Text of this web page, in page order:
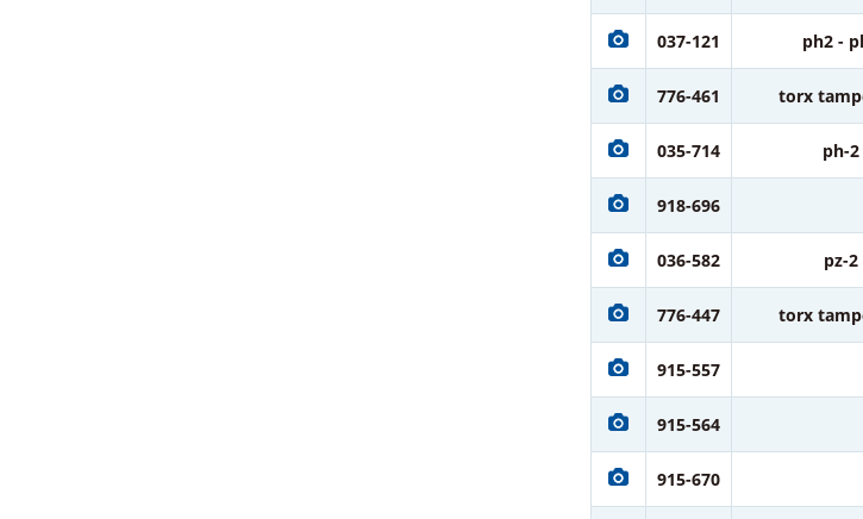
037-121 ph2 -
776-461 torx
035-714 ph-2
918-696
036-582 pz-2
776-447 torx
915-557
915-564
915-670